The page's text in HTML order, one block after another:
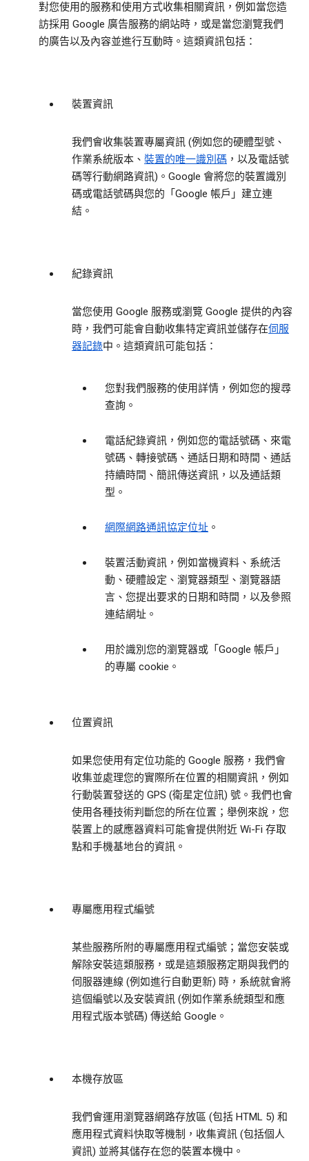
對您使用的服務和使用方式收集相關資訊，例如當您造
訪採用 Google 廣告服務的網站時，或是當您瀏覽我們
的廣告以及內容並進行互動時。這類資訊包括：
裝置資訊
我們會收集裝置專屬資訊 (例如您的硬體型號、
作業系統版本、 裝置的唯一識別碼 ，以及電話號
碼等行動網路資訊)。Google 會將您的裝置識別
碼或電話號碼與您的「Google 帳戶」建立連
結。
紀錄資訊
當您使用 Google 服務或瀏覽 Google 提供的內容
時，我們可能會自動收集特定資訊並儲存在伺服
器記錄中。這類資訊可能包括：
您對我們服務的使用詳情，例如您的搜尋
查詢。
電話紀錄資訊，例如您的電話號碼、來電
號碼、轉接號碼、通話日期和時間、通話
持續時間、簡訊傳送資訊，以及通話類
型。
網際網路通訊協定位址 。
裝置活動資訊，例如當機資料、系統活
動、硬體設定、瀏覽器類型、瀏覽器語
言、您提出要求的日期和時間，以及參照
連結網址。
用於識別您的瀏覽器或「Google 帳戶」
的專屬 cookie。
位置資訊
如果您使用有定位功能的 Google 服務，我們會
收集並處理您的實際所在位置的相關資訊，例如
行動裝置發送的 GPS (衛星定位訊) 號。我們也會
使用各種技術判斷您的所在位置；舉例來說，您
裝置上的感應器資料可能會提供附近 Wi-Fi 存取
點和手機基地台的資訊。
專屬應用程式編號
某些服務所附的專屬應用程式編號；當您安裝或
解除安裝這類服務，或是這類服務定期與我們的
伺服器連線 (例如進行自動更新) 時，系統就會將
這個編號以及安裝資訊 (例如作業系統類型和應
用程式版本號碼) 傳送給 Google。
本機存放區
我們會運用瀏覽器網路存放區 (包括 HTML 5) 和
應用程式資料快取等機制，收集資訊 (包括個人
資訊) 並將其儲存在您的裝置本機中。